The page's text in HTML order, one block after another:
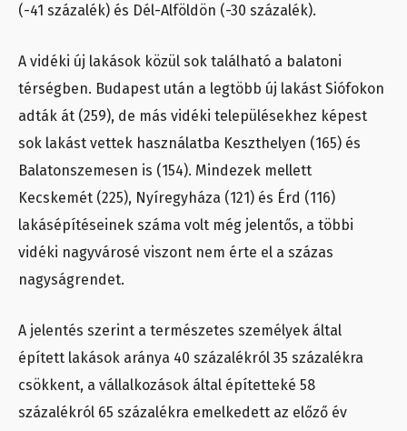
(-41 százalék) és Dél-Alföldön (-30 százalék).
A vidéki új lakások közül sok található a balatoni
térségben. Budapest után a legtöbb új lakást Siófokon
adták át (259), de más vidéki településekhez képest
sok lakást vettek használatba Keszthelyen (165) és
Balatonszemesen is (154). Mindezek mellett
Kecskemét (225), Nyíregyháza (121) és Érd (116)
lakásépítéseinek száma volt még jelentős, a többi
vidéki nagyvárosé viszont nem érte el a százas
nagyságrendet.
A jelentés szerint a természetes személyek által
épített lakások aránya 40 százalékról 35 százalékra
csökkent, a vállalkozások által építetteké 58
százalékról 65 százalékra emelkedett az előző év